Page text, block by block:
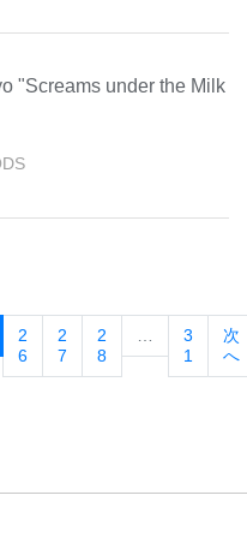
"Screams under the Milk
2
6
2
7
2
8
3
1
次
へ